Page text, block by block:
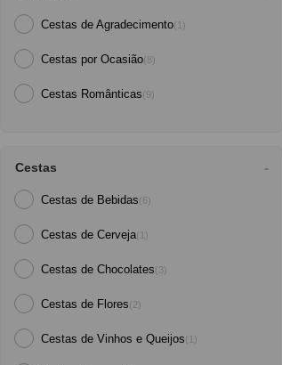
Cestas de Agradecimento(1)
Cestas por Ocasião(8)
Cestas Românticas(9)
Cestas
Cestas de Bebidas(6)
Cestas de Cerveja(1)
Cestas de Chocolates(3)
Cestas de Flores(2)
Cestas de Vinhos e Queijos(1)